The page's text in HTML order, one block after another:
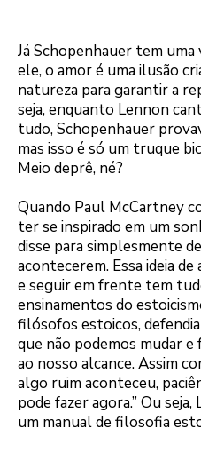
Já Schopenhauer tem uma
ele, o amor é uma ilusão
natureza para garantir a
seja, enquanto Lennon
tudo, Schopenhauer
mas isso é só um truque
Meio deprê, né?
Quando Paul McCartney
ter se inspirado em um
disse para simplesmente
acontecerem. Essa ideia
e seguir em frente tem
ensinamentos do
filósofos estoicos,
que não podemos mudar
ao nosso alcance. Assim
algo ruim aconteceu,
pode fazer agora.” Ou
um manual de filosofia